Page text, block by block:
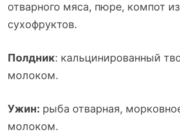
отварного мяса, пюре, компот
сухофруктов.
Полдник: кальцинированный
молоком.
Ужин: рыба отварная,
молоком.